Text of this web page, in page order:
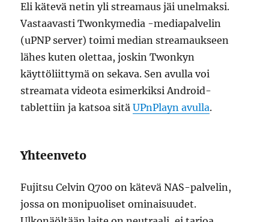
Eli kätevä netin yli streamaus jäi unelmaksi.
Vastaavasti Twonkymedia -mediapalvelin
(uPNP server) toimi median streamaukseen
lähes kuten olettaa, joskin Twonkyn
käyttöliittymä on sekava. Sen avulla voi
streamata videota esimerkiksi Android-
tablettiin ja katsoa sitäUPnPlayn avulla.
Yhteenveto
Fujitsu Celvin Q700 on kätevä NAS-palvelin,
jossa on monipuoliset ominaisuudet.